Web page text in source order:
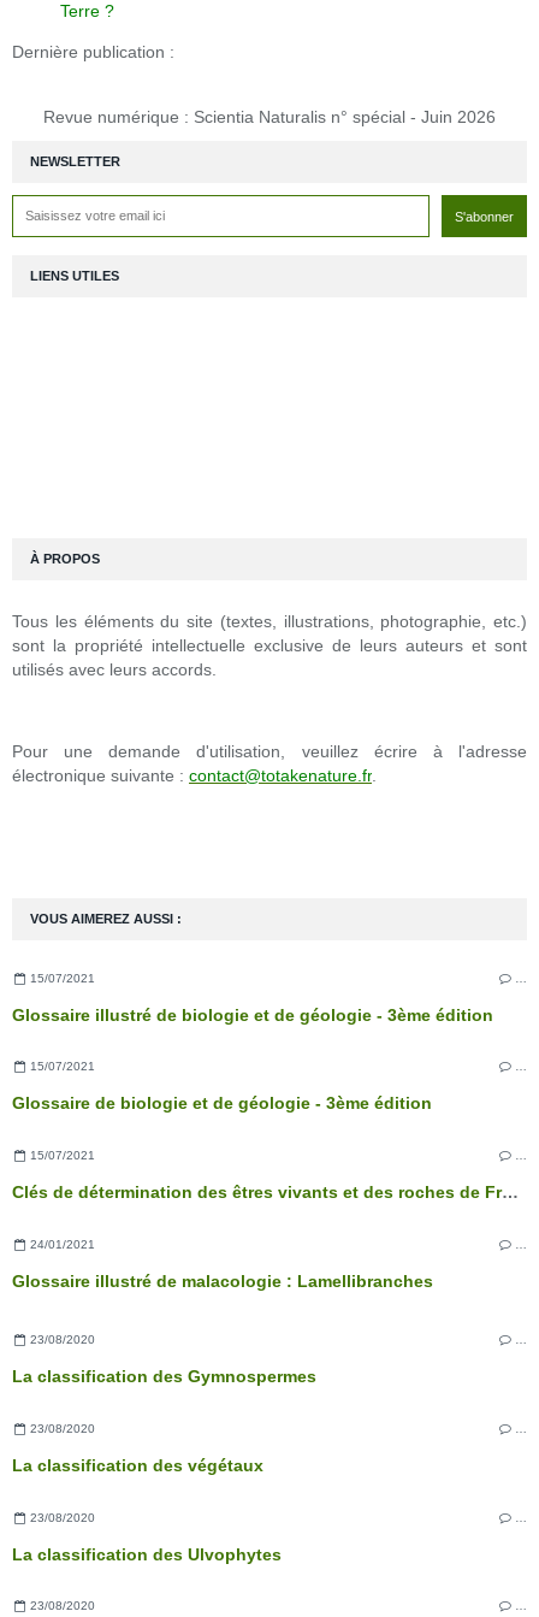
NEWSLETTER
VOUS AIMEREZ AUSSI :
15/07/2021
Glossaire illustré de biologie et de géologie - 3ème édition
15/07/2021 …
Glossaire de biologie et de géologie - 3ème édition
15/07/2021
Clés de détermination des êtres vivants et des roches de France - 3ème édition
24/01/2021
Glossaire illustré de malacologie : Lamellibranches
23/08/2020 …
La classification des Gymnospermes
23/08/2020
La classification des végétaux
23/08/2020
La classification des Ulvophytes
23/08/2020
Terre ?
Dernière publication :
Revue numérique : Scientia Naturalis n° spécial - Juin 2026
LIENS UTILES
À PROPOS
Tous les éléments du site (textes, illustrations, photographie, etc.)
sont la propriété intellectuelle exclusive de leurs auteurs et sont
utilisés avec leurs accords.
Pour une demande d'utilisation, veuillez écrire à l'adresse
électronique suivante : contact@totakenature.fr